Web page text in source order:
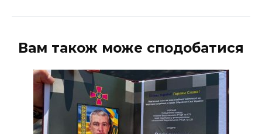
Вам також може сподобатися